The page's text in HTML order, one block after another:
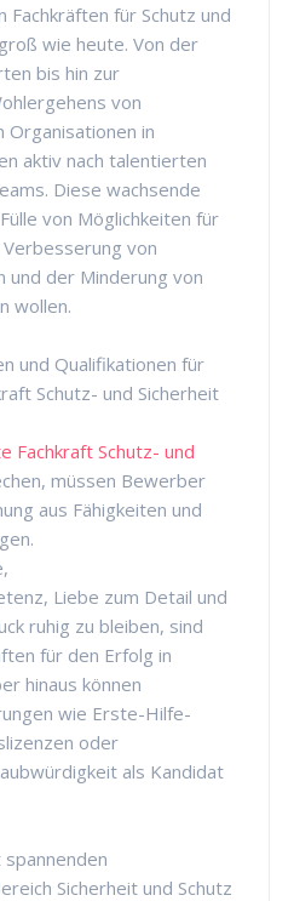
Fachkräften für Schutz und
wie heute. Von der
bis hin zur
von
Organisationen in
aktiv nach talentierten
Diese wachsende
von Möglichkeiten für
von
und der Minderung von
wollen.
und Qualifikationen für
Schutz- und Sicherheit
Fachkraft Schutz- und
müssen Bewerber
aus Fähigkeiten und
Liebe zum Detail und
ruhig zu bleiben, sind
für den Erfolg in
hinaus können
wie Erste-Hilfe-
oder
als Kandidat
Sicherheit und Schutz